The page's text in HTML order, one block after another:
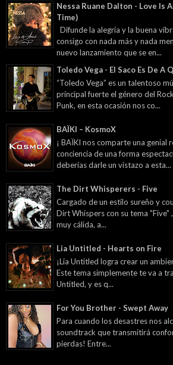
Nessa Ruane Dalton - Love Is
Time)
Difunde la alegría y la buena
consigo con nada más y nada
nuevo lanzamiento que se en...
Toledo Vega - El Saco Es De A
“Toledo Vega” es un talentoso
principal fuerte el género del
Punk, en esta ocasión nos co...
BAÏKI – KosmoX
¡ BAÏKI nos comparte una genial
conciencia de una forma
deberías darle un vistazo a esta...
The Dirt Whisperers - Five
Cargado de un estilo sureño y
Dirt Whispers con su tema "Five"
muy cálida, a...
Lia Untitled - Hearts on Fire
¡Lia Untitled logra crear un
Este tema simplemente te va a
Untitled, y es q...
For You Brother - Swept Away
Para cuando los desastres nos
soundtrack que transmitirá
pierdas! Entre...